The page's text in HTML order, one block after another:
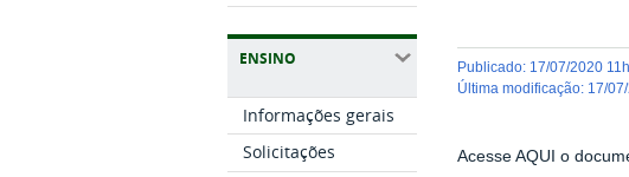
ENSINO
Informações gerais
Solicitações
publicado: 17/07/2020
última modificação: 17/
Acesse AQUI o